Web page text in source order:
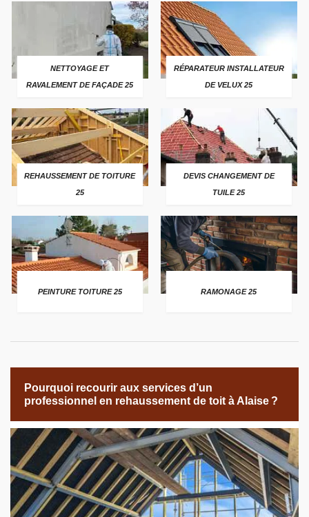
NETTOYAGE ET
RAVALEMENT DE FAÇADE 25
RÉPARATEUR INSTALLATEUR
DE VELUX 25
REHAUSSEMENT DE TOITURE
25
DEVIS CHANGEMENT DE
TUILE 25
PEINTURE TOITURE 25 RAMONAGE 25
Pourquoi recourir aux services d’un
professionnel en rehaussement de toit à Alaise ?